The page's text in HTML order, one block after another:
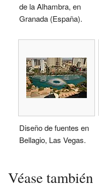
de la Alhambra, en
Granada (España).
Diseño de fuentes en
Bellagio, Las Vegas.
Véase también